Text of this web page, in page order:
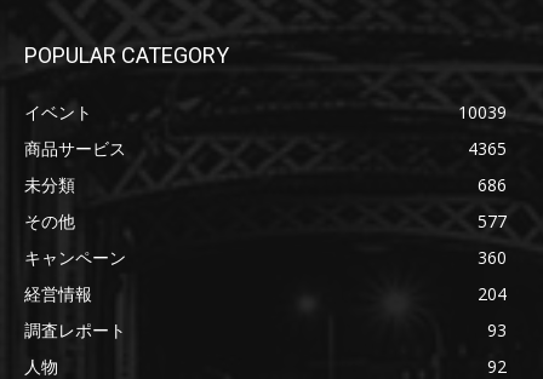
POPULAR CATEGORY
イベント
10039
商品サービス
4365
未分類
686
その他
577
キャンペーン
360
経営情報
204
調査レポート
93
人物
92